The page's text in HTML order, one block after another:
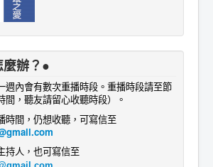
辦？●
週內會有數次重播時段。重播時段請至節
間，聽友請留心收聽時段）
。
時間，仍想收聽，可寫信至
持人 ， 也可寫信至